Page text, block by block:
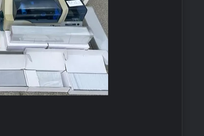
BAFTA Televizyon Ödülleri’nin
sahipleri açıklandı
Justin Timberlake İstanbul’a geliyor